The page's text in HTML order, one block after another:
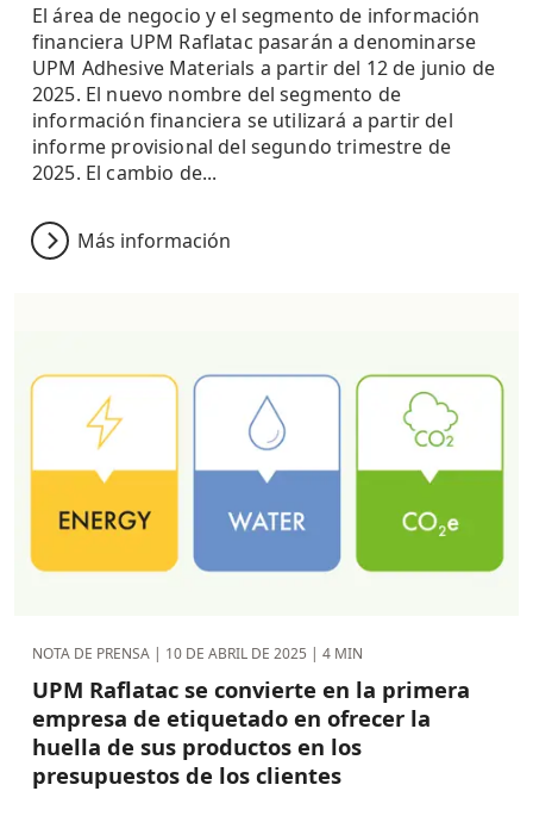
El área de negocio y el segmento de información
financiera UPM Raflatac pasarán a denominarse
UPM Adhesive Materials a partir del 12 de junio de
2025. El nuevo nombre del segmento de
información financiera se utilizará a partir del
informe provisional del segundo trimestre de
2025. El cambio de...
Más información
NOTA DE PRENSA | 10 DE ABRIL DE 2025 | 4 MIN
UPM Raflatac se convierte en la primera
empresa de etiquetado en ofrecer la
huella de sus productos en los
presupuestos de los clientes